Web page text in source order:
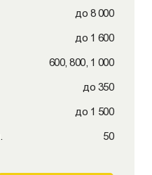
до 8 000
до 1 600
600, 800, 1 000
до 350
до 1 500
50